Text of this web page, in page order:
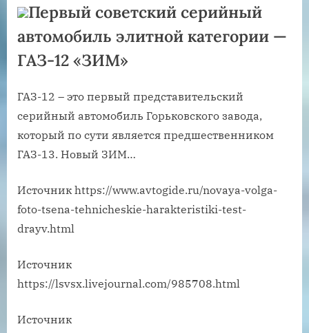
Первый советский серийный
автомобиль элитной категории —
ГАЗ-12 «ЗИМ»
ГАЗ-12 – это первый представительский
серийный автомобиль Горьковского завода,
который по сути является предшественником
ГАЗ-13. Новый ЗИМ…
Источник https://www.avtogide.ru/novaya-volga-
foto-tsena-tehnicheskie-harakteristiki-test-
drayv.html
Источник
https://lsvsx.livejournal.com/985708.html
Источник